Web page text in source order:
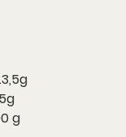
g